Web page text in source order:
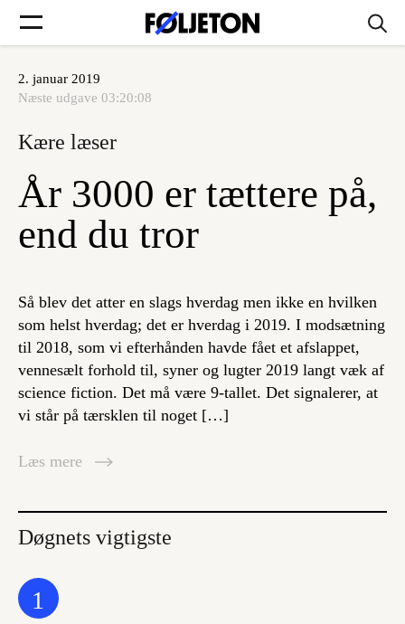
Forsider
Føljetoner
Min side
Log ind
2. januar 2019
Næste udgave 03:20:08
Kære læser
År 3000 er tættere på,
end du tror
Så blev det atter en slags hverdag men ikke en hvilken
som helst hverdag; det er hverdag i 2019. I modsætning
til 2018, som vi efterhånden havde fået et afslappet,
vennesælt forhold til, syner og lugter 2019 langt væk af
science fiction. Det må være 9-tallet. Det signalerer, at
vi står på tærsklen til noget […]
Læs mere
Døgnets vigtigste
1